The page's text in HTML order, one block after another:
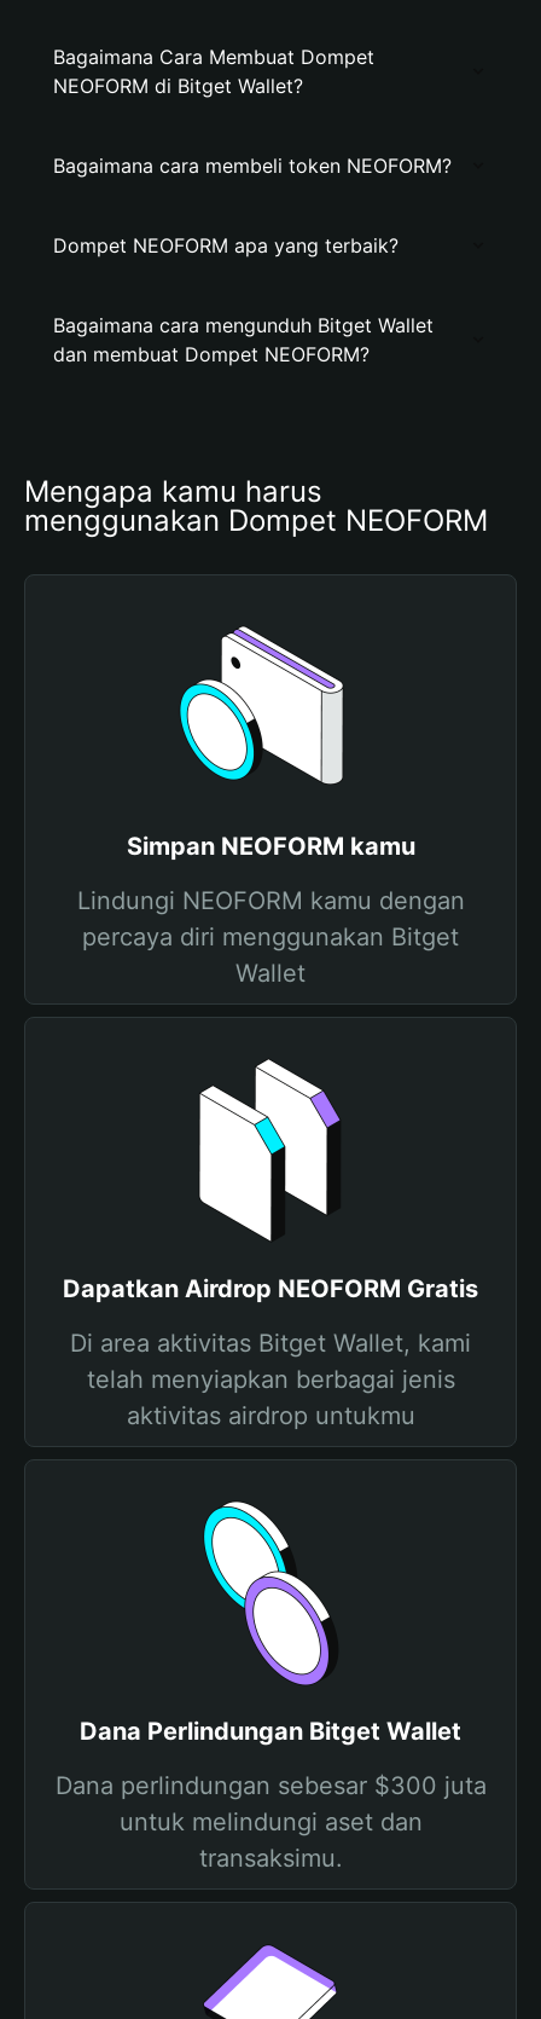
Bagaimana Cara Membuat Dompet
NEOFORM di Bitget Wallet?
Bagaimana cara membeli token NEOFORM?
Dompet NEOFORM apa yang terbaik?
Bagaimana cara mengunduh Bitget Wallet
dan membuat Dompet NEOFORM?
Mengapa kamu harus
menggunakan Dompet NEOFORM
Simpan NEOFORM kamu
Lindungi NEOFORM kamu dengan
percaya diri menggunakan Bitget
Wallet
Dapatkan Airdrop NEOFORM Gratis
Di area aktivitas Bitget Wallet, kami
telah menyiapkan berbagai jenis
aktivitas airdrop untukmu
Dana Perlindungan Bitget Wallet
Dana perlindungan sebesar $300 juta
untuk melindungi aset dan
transaksimu.